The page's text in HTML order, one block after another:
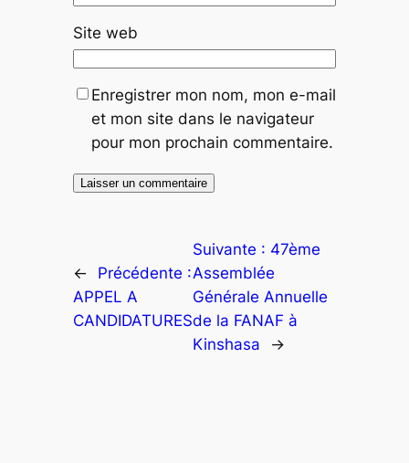
Site web
Enregistrer mon nom, mon e-mail
et mon site dans le navigateur
pour mon prochain commentaire.
←
Précédente :
APPEL A
CANDIDATURES
Suivante : 47ème
Assemblée
Générale Annuelle
de la FANAF à
Kinshasa
→